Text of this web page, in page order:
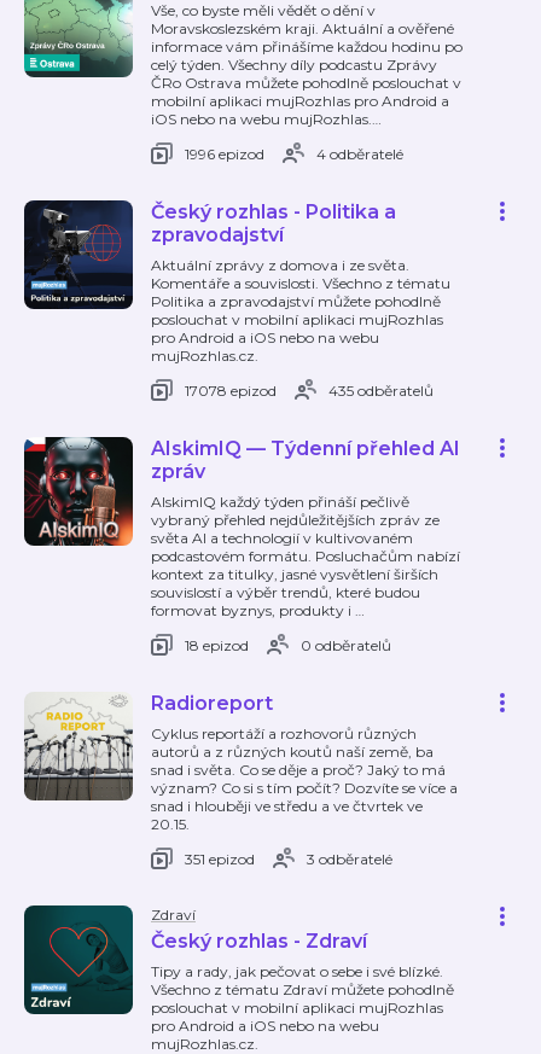
Vše, co byste měli vědět o dění v
Moravskoslezském kraji. Aktuální a ověřené
informace vám přinášíme každou hodinu po
celý týden. Všechny díly podcastu Zprávy
ČRo Ostrava můžete pohodlně poslouchat v
mobilní aplikaci mujRozhlas pro Android a
iOS nebo na webu mujRozhlas.…
1996 epizod
4 odběratelé
Český rozhlas - Politika a
zpravodajství
Aktuální zprávy z domova i ze světa.
Komentáře a souvislosti. Všechno z tématu
Politika a zpravodajství můžete pohodlně
poslouchat v mobilní aplikaci mujRozhlas
pro Android a iOS nebo na webu
mujRozhlas.cz.
17078 epizod
435 odběratelů
AIskimIQ — Týdenní přehled AI
zpráv
AIskimIQ každý týden přináší pečlivě
vybraný přehled nejdůležitějších zpráv ze
světa AI a technologií v kultivovaném
podcastovém formátu. Posluchačům nabízí
kontext za titulky, jasné vysvětlení širších
souvislostí a výběr trendů, které budou
formovat byznys, produkty i …
18 epizod
0 odběratelů
Radioreport
Cyklus reportáží a rozhovorů různých
autorů a z různých koutů naší země, ba
snad i světa. Co se děje a proč? Jaký to má
význam? Co si s tím počít? Dozvíte se více a
snad i hlouběji ve středu a ve čtvrtek ve
20.15.
351 epizod
3 odběratelé
Zdraví
Český rozhlas - Zdraví
Tipy a rady, jak pečovat o sebe i své blízké.
Všechno z tématu Zdraví můžete pohodlně
poslouchat v mobilní aplikaci mujRozhlas
pro Android a iOS nebo na webu
mujRozhlas.cz.